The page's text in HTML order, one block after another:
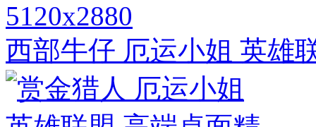
5120x2880
西部牛仔 厄运小姐 英雄